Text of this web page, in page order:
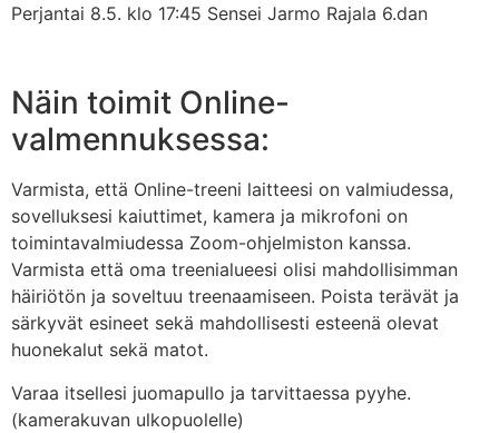
Perjantai 8.5. klo 17:45 Sensei Jarmo Rajala 6.dan
Näin toimit Online-
valmennuksessa:
Varmista, että Online-treeni laitteesi on valmiudessa,
sovelluksesi kaiuttimet, kamera ja mikrofoni on
toimintavalmiudessa Zoom-ohjelmiston kanssa.
Varmista että oma treenialueesi olisi mahdollisimman
häiriötön ja soveltuu treenaamiseen. Poista terävät ja
särkyvät esineet sekä mahdollisesti esteenä olevat
huonekalut sekä matot.
Varaa itsellesi juomapullo ja tarvittaessa pyyhe.
(kamerakuvan ulkopuolelle)